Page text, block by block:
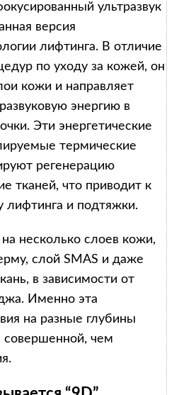
ультразвук
версия
лифтинга. В отличие
по уходу за кожей, он
кожи и направляет
энергию в
Эти энергетические
термические
регенерацию
тканей, что приводит к
лифтинга и подтяжки.
несколько слоев кожи,
слой SMAS и даже
в зависимости от
Именно эта
на разные глубины
чем